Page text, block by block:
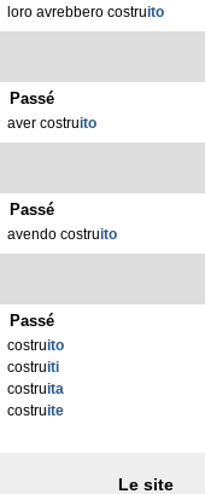
loro avrebbero costruito
Passé
aver costruito
Passé
avendo costruito
Passé
costruito
costruiti
costruita
costruite
Le site